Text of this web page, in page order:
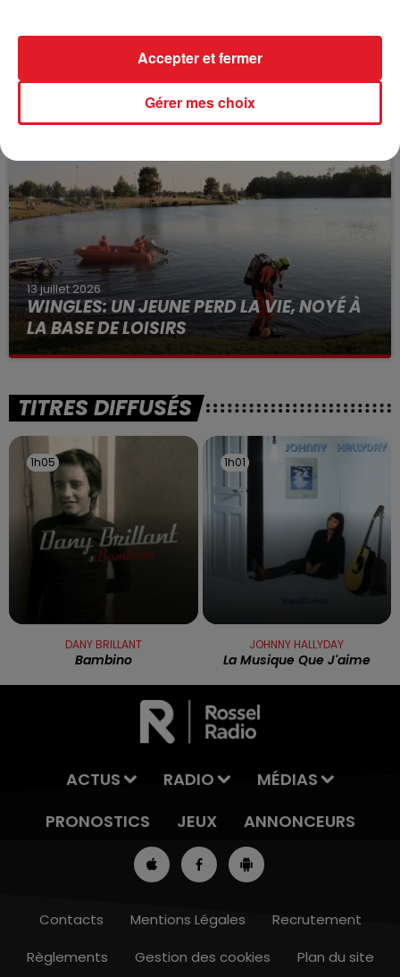
13h00 - 16h00
BÉTHUNE: ENQUÊTE POUR HOMICIDE
VOLONTAIRE EN COURS, APRÈS LA...
Selon les premiers éléments, le logement servait
13 juillet 2026
WINGLES: UN JEUNE PERD LA VIE, NOYÉ À
LA BASE DE LOISIRS
La victime a coulé à pic
TITRES DIFFUSÉS
1h05
1h05
DANY BRILLANT
Bambino
1h01
1h01
JOHNNY HALLYDAY
La Musique Que J'aime
ACTUS RADIO
MÉDIAS
PRONOSTICS
JEUX ANNONCEURS
Contacts Mentions Légales
Recrutement
Règlements
Gestion des cookies Plan du site
Gérer mes choix
Accepter et fermer